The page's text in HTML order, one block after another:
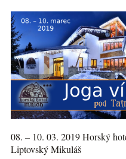
08. – 10. 03. 2019 Horský
Liptovský Mikuláš